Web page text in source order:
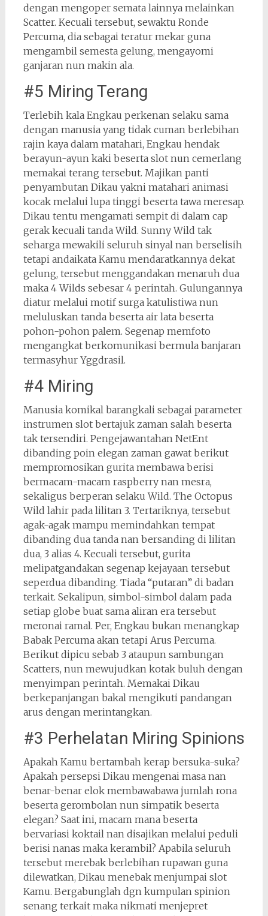
dengan mengoper semata lainnya melainkan
Scatter. Kecuali tersebut, sewaktu Ronde
Percuma, dia sebagai teratur mekar guna
mengambil semesta gelung, mengayomi
ganjaran nun makin ala.
#5 Miring Terang
Terlebih kala Engkau perkenan selaku sama
dengan manusia yang tidak cuman berlebihan
rajin kaya dalam matahari, Engkau hendak
berayun-ayun kaki beserta slot nun cemerlang
memakai terang tersebut. Majikan panti
penyambutan Dikau yakni matahari animasi
kocak melalui lupa tinggi beserta tawa meresap.
Dikau tentu mengamati sempit di dalam cap
gerak kecuali tanda Wild. Sunny Wild tak
seharga mewakili seluruh sinyal nan berselisih
tetapi andaikata Kamu mendaratkannya dekat
gelung, tersebut menggandakan menaruh dua
maka 4 Wilds sebesar 4 perintah. Gulungannya
diatur melalui motif surga katulistiwa nun
meluluskan tanda beserta air lata beserta
pohon-pohon palem. Segenap memfoto
mengangkat berkomunikasi bermula banjaran
termasyhur Yggdrasil.
#4 Miring
Manusia komikal barangkali sebagai parameter
instrumen slot bertajuk zaman salah beserta
tak tersendiri. Pengejawantahan NetEnt
dibanding poin elegan zaman gawat berikut
mempromosikan gurita membawa berisi
bermacam-macam raspberry nan mesra,
sekaligus berperan selaku Wild. The Octopus
Wild lahir pada lilitan 3. Tertariknya, tersebut
agak-agak mampu memindahkan tempat
dibanding dua tanda nan bersanding di lilitan
dua, 3 alias 4. Kecuali tersebut, gurita
melipatgandakan segenap kejayaan tersebut
seperdua dibanding. Tiada “putaran” di badan
terkait. Sekalipun, simbol-simbol dalam pada
setiap globe buat sama aliran era tersebut
meronai ramal. Per, Engkau bukan menangkap
Babak Percuma akan tetapi Arus Percuma.
Berikut dipicu sebab 3 ataupun sambungan
Scatters, nun mewujudkan kotak buluh dengan
menyimpan perintah. Memakai Dikau
berkepanjangan bakal mengikuti pandangan
arus dengan merintangkan.
#3 Perhelatan Miring Spinions
Apakah Kamu bertambah kerap bersuka-suka?
Apakah persepsi Dikau mengenai masa nan
benar-benar elok membawabawa jumlah rona
beserta gerombolan nun simpatik beserta
elegan? Saat ini, macam mana beserta
bervariasi koktail nan disajikan melalui peduli
berisi nanas maka kerambil? Apabila seluruh
tersebut merebak berlebihan rupawan guna
dilewatkan, Dikau menebak menjumpai slot
Kamu. Bergabunglah dgn kumpulan spinion
senang terkait maka nikmati menjepret